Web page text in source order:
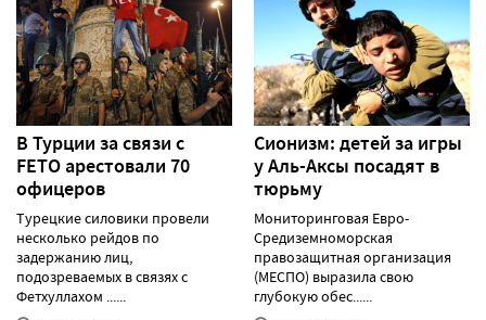
В Турции за связи с
FETO арестовали 70
офицеров
Турецкие силовики провели
несколько рейдов по
задержанию лиц,
подозреваемых в связях с
Фетхуллахом ......
Сионизм: детей за игры
у Аль-Аксы посадят в
тюрьму
Мониторинговая Евро-
Средиземноморская
правозащитная организация
(МЕСПО) выразила свою
глубокую обес......